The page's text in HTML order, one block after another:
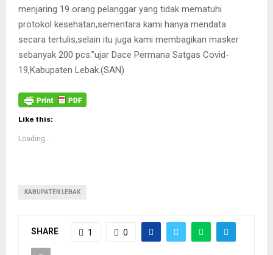
menjaring 19 orang pelanggar yang tidak mematuhi
protokol kesehatan,sementara kami hanya mendata
secara tertulis,selain itu juga kami membagikan masker
sebanyak 200 pcs.”ujar Dace Permana Satgas Covid-
19,Kabupaten Lebak.(SAN)
Like this:
Loading...
KABUPATEN LEBAK
SHARE 1 0